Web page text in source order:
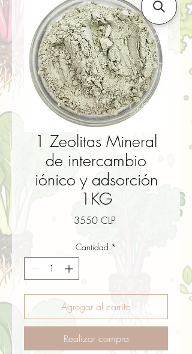
1 Zeolitas Mineral
de intercambio
iónico y adsorción
1KG
3550 CLPPrecio
Cantidad *
Agregar al carrito
Realizar compra